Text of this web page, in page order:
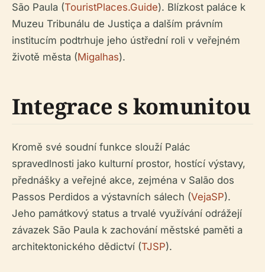
São Paula (TouristPlaces.Guide). Blízkost paláce k
Muzeu Tribunálu de Justiça a dalším právním
institucím podtrhuje jeho ústřední roli v veřejném
životě města (Migalhas).
Integrace s komunitou
Kromě své soudní funkce slouží Palác
spravedlnosti jako kulturní prostor, hostící výstavy,
přednášky a veřejné akce, zejména v Salão dos
Passos Perdidos a výstavních sálech (VejaSP).
Jeho památkový status a trvalé využívání odrážejí
závazek São Paula k zachování městské paměti a
architektonického dědictví (TJSP).